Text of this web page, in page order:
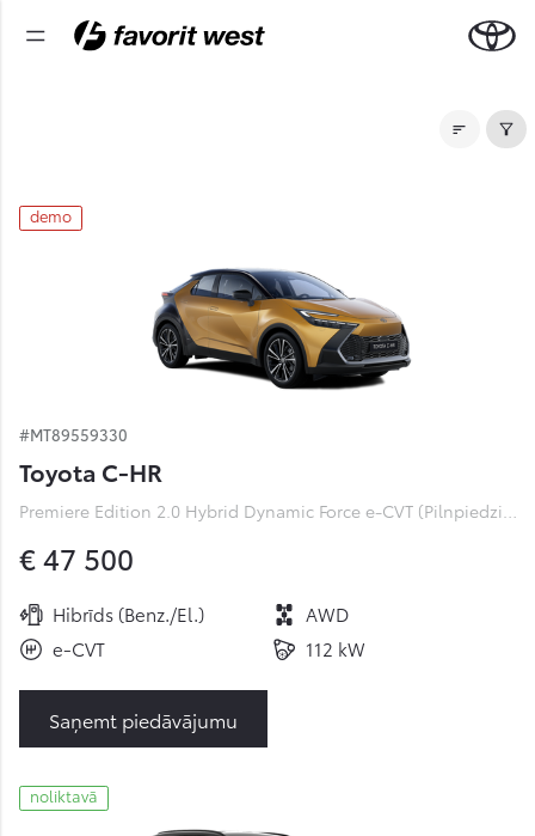
demo
#MT89559330
Toyota C-HR
Premiere Edition 2.0 Hybrid Dynamic Force e-CVT (Pilnpiedziņa) (112 kW)
€ 47 500
Hibrīds (Benz./El.)
AWD
e-CVT
112 kW
Saņemt piedāvājumu
noliktavā